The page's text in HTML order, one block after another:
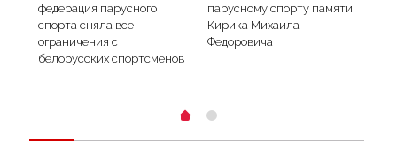
федерация парусного
спорта сняла все
ограничения с
белорусских спортсменов
парусному спорту памяти
Кирика Михаила
Федоровича